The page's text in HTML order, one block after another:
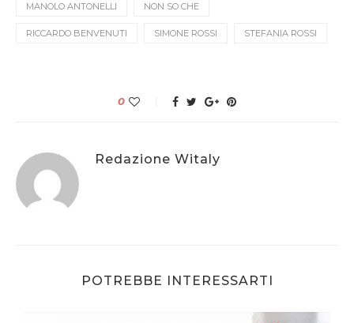
MANOLO ANTONELLI NON SO CHE
RICCARDO BENVENUTI SIMONE ROSSI STEFANIA ROSSI
0
Redazione Witaly
POTREBBE INTERESSARTI